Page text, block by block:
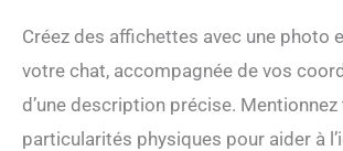
Créez des affichettes avec une photo
votre chat, accompagnée de vos
d’une description précise.
particularités physiques pour aider à